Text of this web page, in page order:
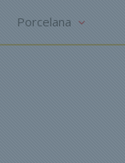
Porcelana